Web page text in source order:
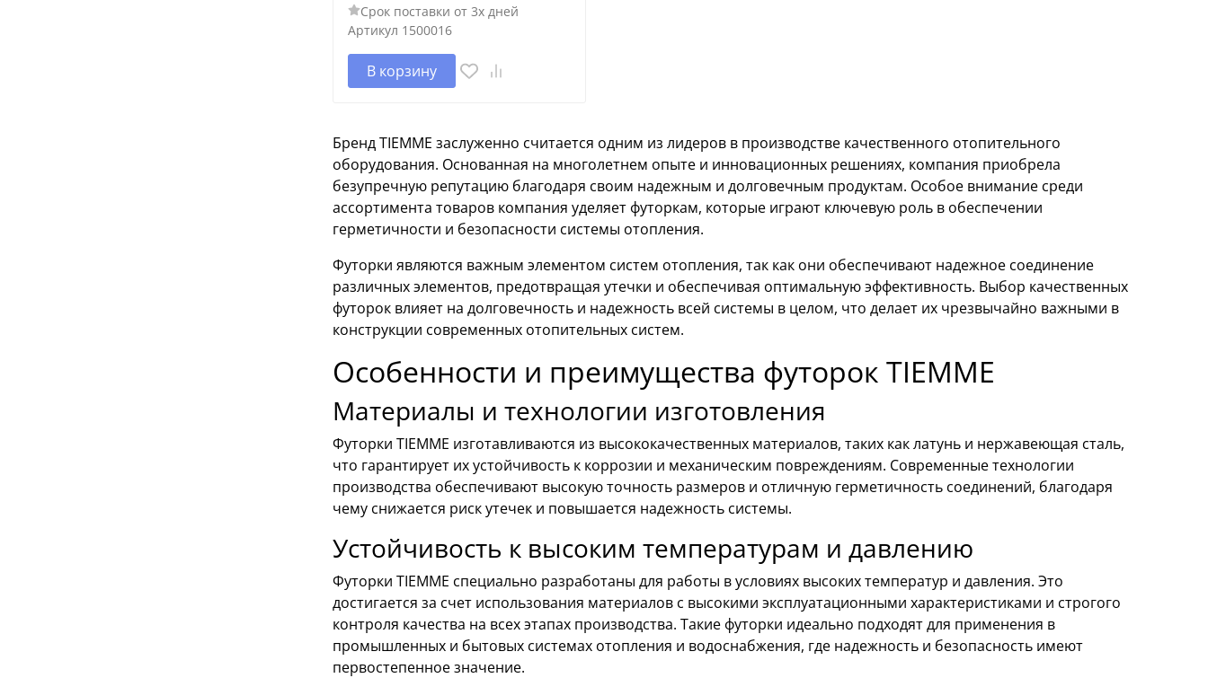
Срок поставки от 3х дней
Артикул 1500016
В корзину
Бренд TIEMME заслуженно считается одним из лидеров в производстве качественного отопительного
оборудования. Основанная на многолетнем опыте и инновационных решениях, компания приобрела
безупречную репутацию благодаря своим надежным и долговечным продуктам. Особое внимание среди
ассортимента товаров компания уделяет футоркам, которые играют ключевую роль в обеспечении
герметичности и безопасности системы отопления.
Футорки являются важным элементом систем отопления, так как они обеспечивают надежное соединение
различных элементов, предотвращая утечки и обеспечивая оптимальную эффективность. Выбор качественных
футорок влияет на долговечность и надежность всей системы в целом, что делает их чрезвычайно важными в
конструкции современных отопительных систем.
Особенности и преимущества футорок TIEMME
Материалы и технологии изготовления
Футорки TIEMME изготавливаются из высококачественных материалов, таких как латунь и нержавеющая сталь,
что гарантирует их устойчивость к коррозии и механическим повреждениям. Современные технологии
производства обеспечивают высокую точность размеров и отличную герметичность соединений, благодаря
чему снижается риск утечек и повышается надежность системы.
Устойчивость к высоким температурам и давлению
Футорки TIEMME специально разработаны для работы в условиях высоких температур и давления. Это
достигается за счет использования материалов с высокими эксплуатационными характеристиками и строгого
контроля качества на всех этапах производства. Такие футорки идеально подходят для применения в
промышленных и бытовых системах отопления и водоснабжения, где надежность и безопасность имеют
первостепенное значение.